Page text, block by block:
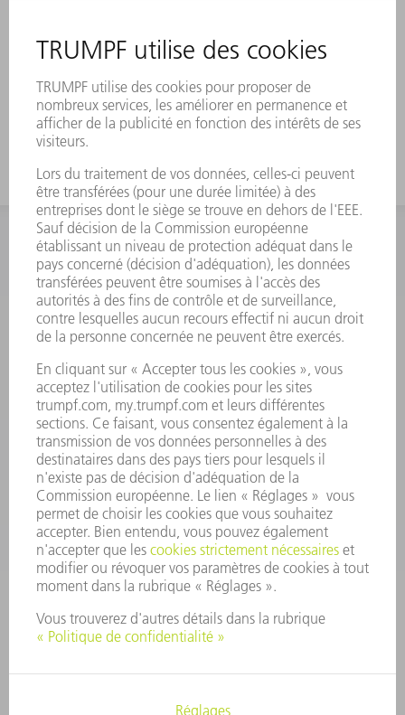
INFORMATION
Foire aux questions
Termes et conditions
CONTACT
01 48 17 37 73
Lun - Jeu 08:00h - 16:30h
Ven 08:00h - 12:30h
outillages@fr.TRUMPF.com
CONTACT
Pièces Détachées
01 48 17 37 57
Lun – Ven 8:30h - 17:30h
pieces.detachees@trumpf.com